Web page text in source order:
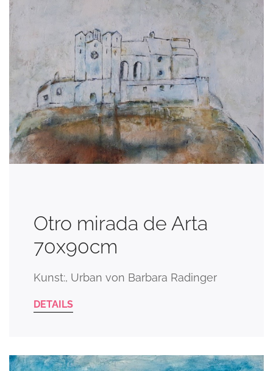
Otro mirada de Arta
70x90cm
Kunst:, Urban von Barbara Radinger
DETAILS